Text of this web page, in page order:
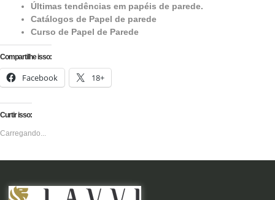
Últimas tendências em papéis de parede.
Catálogos de Papel de parede
Curso de Papel de Parede
Compartilhe isso:
Facebook 18+
Curtir isso:
Carregando...